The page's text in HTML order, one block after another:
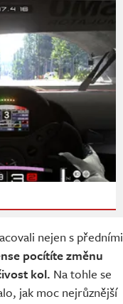
nejen s předními
pocítíte změnu
kol. Na tohle se
jak moc nejrůznější